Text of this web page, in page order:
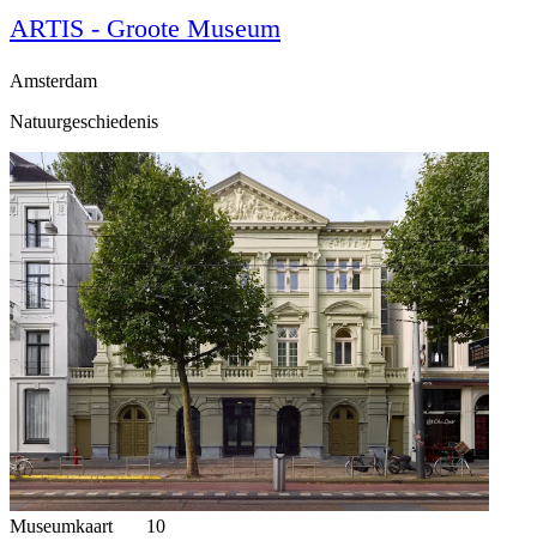
ARTIS - Groote Museum
Amsterdam
Natuurgeschiedenis
Museumkaart 10